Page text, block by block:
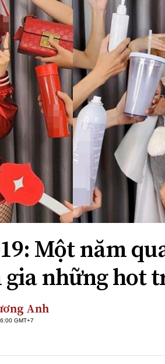
Xu
Tiêu
luận
Công
INFOCUS
Một năm
những hot
Anh
GMT+7